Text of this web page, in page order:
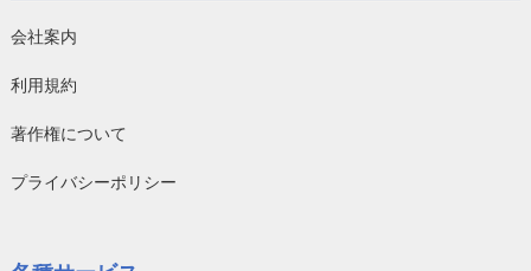
会社案内
利用規約
著作権について
プライバシーポリシー